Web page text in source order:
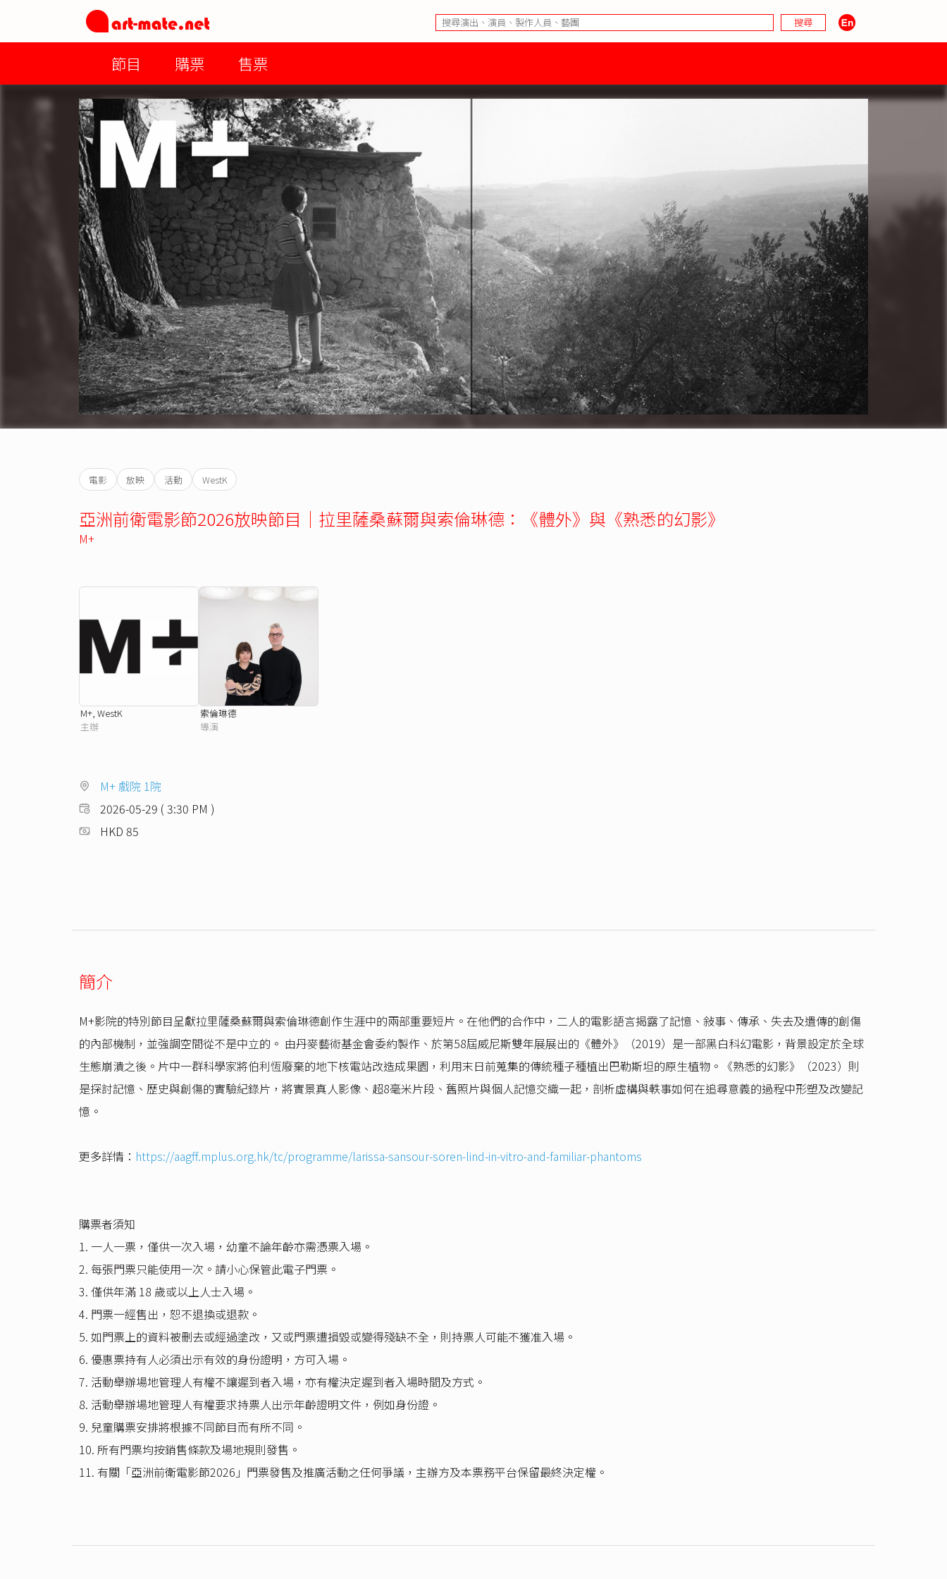
節目 購票 售票
電影 放映 活動 WestK
亞洲前衛電影節2026放映節目｜拉里薩桑蘇爾與索倫琳德：《體外》與《熟悉的幻影》
M+
M+, WestK
主辦
索倫琳德
導演
M+ 戲院 1院
2026-05-29 ( 3:30 PM )
HKD 85
簡介
M+影院的特別節目呈獻拉里薩桑蘇爾與索倫琳德創作生涯中的兩部重要短片。在他們的合作中，二人的電影語言揭露了記憶、敍事、傳承、失去及遺傳的創傷
的內部機制，並強調空間從不是中立的。 由丹麥藝術基金會委約製作、於第58屆威尼斯雙年展展出的《體外》（2019）是一部黑白科幻電影，背景設定於全球
生態崩潰之後。片中一群科學家將伯利恆廢棄的地下核電站改造成果園，利用末日前蒐集的傳統種子種植出巴勒斯坦的原生植物。《熟悉的幻影》（2023）則
是探討記憶、歷史與創傷的實驗紀錄片，將實景真人影像、超8毫米片段、舊照片與個人記憶交織一起，剖析虛構與軼事如何在追尋意義的過程中形塑及改變記
憶。
更多詳情： https://aagff.mplus.org.hk/tc/programme/larissa-sansour-soren-lind-in-vitro-and-familiar-phantoms
購票者須知
1. 一人一票，僅供一次入場，幼童不論年齡亦需憑票入場。
2. 每張門票只能使用一次。請小心保管此電子門票。
3. 僅供年滿 18 歲或以上人士入場。
4. 門票一經售出，恕不退換或退款。
5. 如門票上的資料被刪去或經過塗改，又或門票遭損毀或變得殘缺不全，則持票人可能不獲准入場。
6. 優惠票持有人必須出示有效的身份證明，方可入場。
7. 活動舉辦場地管理人有權不讓遲到者入場，亦有權決定遲到者入場時間及方式。
8. 活動舉辦場地管理人有權要求持票人出示年齡證明文件，例如身份證。
9. 兒童購票安排將根據不同節目而有所不同。
10. 所有門票均按銷售條款及場地規則發售。
11. 有關「亞洲前衛電影節2026」門票發售及推廣活動之任何爭議，主辦方及本票務平台保留最終決定權。